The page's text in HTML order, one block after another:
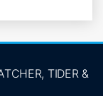
TIDER &